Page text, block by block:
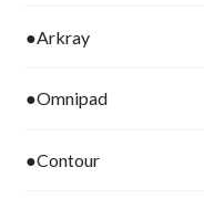
●Arkray
●Omnipad
●Contour